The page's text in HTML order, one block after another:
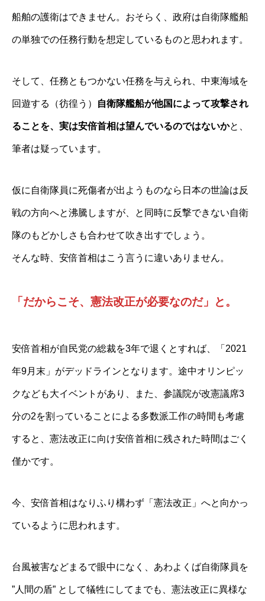
船舶の護衛はできません。おそらく、政府は自衛隊艦船
の単独での任務行動を想定しているものと思われます。
そして、任務ともつかない任務を与えられ、中東海域を
回遊する（彷徨う） 自衛隊艦船が他国によって攻撃され
ることを、実は安倍首相は望んでいるのではないかと、
筆者は疑っています。
仮に自衛隊員に死傷者が出ようものなら日本の世論は反
戦の方向へと沸騰しますが、と同時に反撃できない自衛
隊のもどかしさも合わせて吹き出すでしょう。
そんな時、安倍首相はこう言うに違いありません。
「だからこそ、憲法改正が必要なのだ」と。
安倍首相が自民党の総裁を3年で退くとすれば、「2021
年9月末」がデッドラインとなります。途中オリンピッ
クなども大イベントがあり、また、参議院が改憲議席3
分の2を割っていることによる多数派工作の時間も考慮
すると、憲法改正に向け安倍首相に残された時間はごく
僅かです。
今、安倍首相はなりふり構わず「憲法改正」へと向かっ
ているように思われます。
台風被害などまるで眼中になく、あわよくば自衛隊員を
”人間の盾” として犠牲にしてまでも、憲法改正に異様な